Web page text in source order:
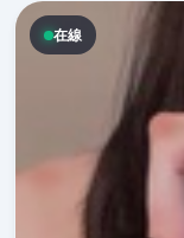
在線